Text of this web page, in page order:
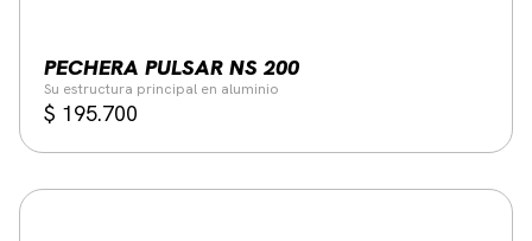
PECHERA PULSAR NS 200
Su estructura principal en aluminio
$ 195.700